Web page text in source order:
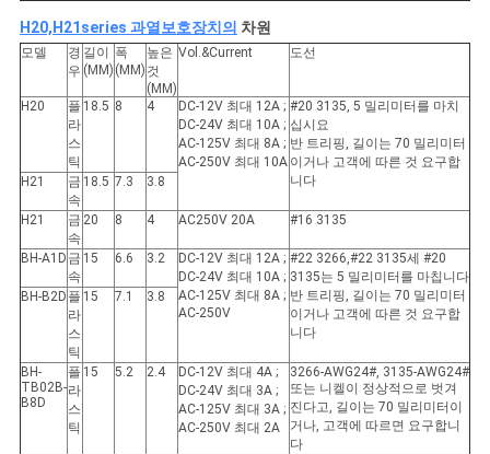
H20,H21series 과열보호장치의 차원
모델
경
우
길이
(MM)
폭
(MM)
높은
것
(MM)
Vol.&Current 도선
H20
플
라
스
틱
18.5 8 4
DC-12V 최대 12A ;
DC-24V 최대 10A ;
AC-125V 최대 8A ;
AC-250V 최대 10A
#20 3135, 5 밀리미터를 마치
십시요
반 트리핑, 길이는 70 밀리미터
이거나 고객에 따른 것 요구합
니다
H21
금
속
18.5 7.3 3.8
H21
금
속
20 8 4 AC250V 20A #16 3135
BH-A1D 금
속
15 6.6 3.2
DC-12V 최대 12A ;
DC-24V 최대 10A ;
AC-125V 최대 8A ;
AC-250V
#22 3266,#22 3135세 #20
3135는 5 밀리미터를 마칩니다
반 트리핑, 길이는 70 밀리미터
이거나 고객에 따른 것 요구합
니다
BH-B2D 플
라
스
틱
15 7.1 3.8
BH-
TB02B-
B8D
플
라
스
틱
15 5.2 2.4
DC-12V 최대 4A ;
DC-24V 최대 3A ;
AC-125V 최대 3A ;
AC-250V 최대 2A
3266-AWG24#, 3135-AWG24#
또는 니켈이 정상적으로 벗겨
진다고, 길이는 70 밀리미터이
거나, 고객에 따르면 요구합니
다